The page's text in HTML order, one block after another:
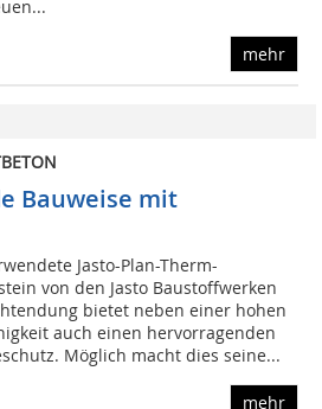
mehr
Bauweise mit
Jasto-Plan-Therm-
von den Jasto Baustoffwerken
bietet neben einer hohen
auch einen hervorragenden
Möglich macht dies seine...
mehr